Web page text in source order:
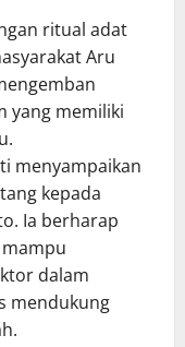
ritual adat
Aru
yang memiliki
menyampaikan
kepada
Ia berharap
dalam
mendukung